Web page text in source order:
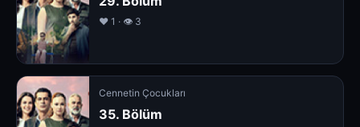
❤️ 1 · 👁 3
Cennetin Çocukları
35. Bölüm